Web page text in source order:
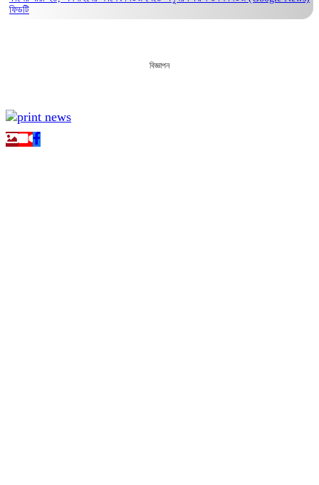
ফিডটি
বিজ্ঞাপন